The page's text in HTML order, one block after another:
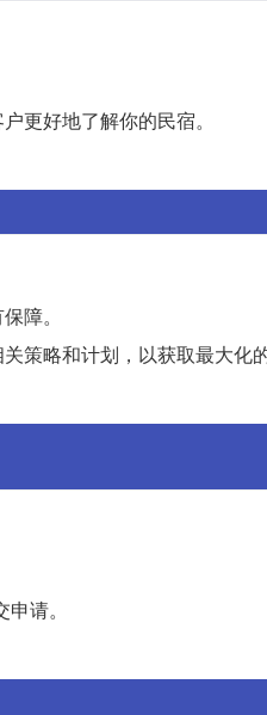
更好地了解你的民宿。
障。
策略和计划，以获取最大化
请。